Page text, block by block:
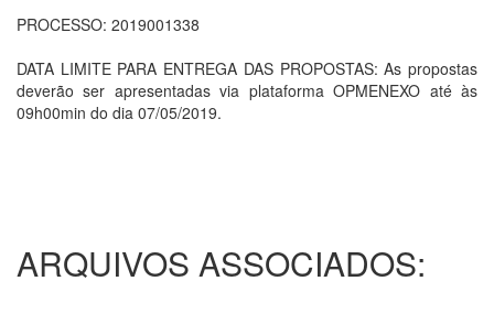
PROCESSO: 2019001338
DATA LIMITE PARA ENTREGA DAS PROPOSTAS: As propostas
deverão ser apresentadas via plataforma OPMENEXO até às
09h00min do dia 07/05/2019.
ARQUIVOS ASSOCIADOS: